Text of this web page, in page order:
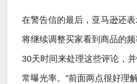
在警告信的最后，亚马逊还表
将继续调整买家看到商品的
30天时间来处理这些评论，
常曝光率。”前面两点很好理